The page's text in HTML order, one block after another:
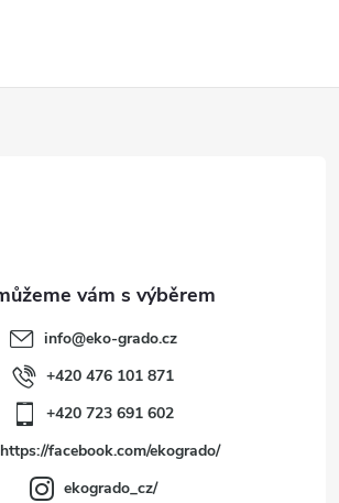
info@eko-grado.cz
+420 476 101 871
+420 723 691 602
https://facebook.com/ekogrado/
ekogrado_cz/